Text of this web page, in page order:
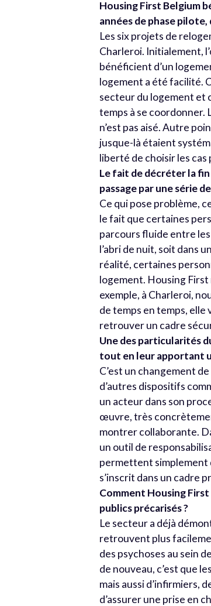
Housing First Belgium
années de phase
Les six projets de
Charleroi. Initialement,
bénéficient d’un
logement a été facilité.
secteur du logement et
temps à se coordonner.
n’est pas aisé. Autre
jusque-là étaient
liberté de choisir les cas
Le fait de décréter la fin
passage par une série
Ce qui pose problème,
le fait que certaines
parcours fluide entre
l’abri de nuit, soit dans
réalité, certaines
logement. Housing First
exemple, à Charleroi,
de temps en temps, elle
retrouver un cadre
Une des particularités
tout en leur apportant
C’est un changement
d’autres dispositifs
un acteur dans son
œuvre, très
montrer collaborante.
un outil de
permettent simplement
s’inscrit dans un cadre
Comment Housing
publics précarisés ?
Le secteur a déjà
retrouvent plus
des psychoses au sein
de nouveau, c’est que
mais aussi d’infirmiers,
d’assurer une prise en